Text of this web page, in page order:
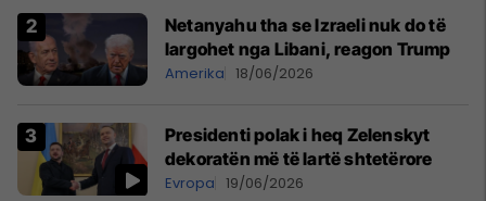
Netanyahu tha se Izraeli nuk do të
largohet nga Libani, reagon Trump
Amerika 18/06/2026
Presidenti polak i heq Zelenskyt
dekoratën më të lartë shtetërore
Evropa 19/06/2026